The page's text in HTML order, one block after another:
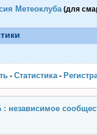
Метеоклуба(для
- Статистика-
независимое